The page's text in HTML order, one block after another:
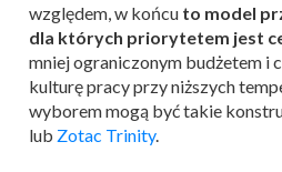
względem, w końcu to model
dla których priorytetem jest
mniej ograniczonym budżetem i
kulturę pracy przy niższych
wyborem mogą być takie
lub Zotac Trinity.